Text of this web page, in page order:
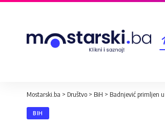
Mostarski.ba > Društvo > BiH > Badnjević primljen
BIH